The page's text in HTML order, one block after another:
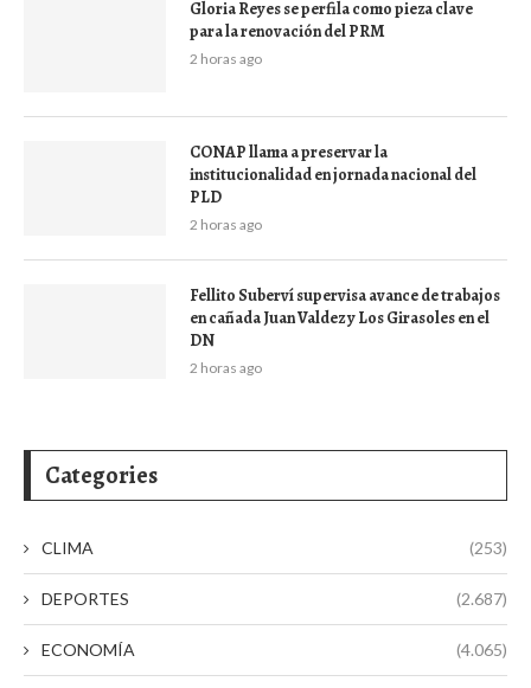
Gloria Reyes se perfila como pieza clave
para la renovación del PRM
2 horas ago
CONAP llama a preservar la
institucionalidad en jornada nacional del
PLD
2 horas ago
Fellito Suberví supervisa avance de trabajos
en cañada Juan Valdez y Los Girasoles en el
DN
2 horas ago
Categories
CLIMA (253)
DEPORTES (2.687)
ECONOMÍA (4.065)